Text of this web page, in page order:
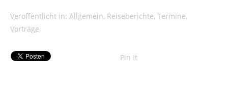
Veröffentlicht in: Allgemein, Reiseberichte, Termine,
Vorträge
Pin It